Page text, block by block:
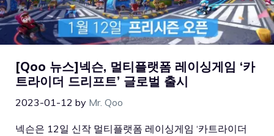
[Qoo 뉴스]넥슨, 멀티플랫폼 레이싱게임 ‘카
트라이더 드리프트’ 글로벌 출시
2023-01-12 by Mr. Qoo
넥슨은 12일 신작 멀티플랫폼 레이싱게임 ‘카트라이더